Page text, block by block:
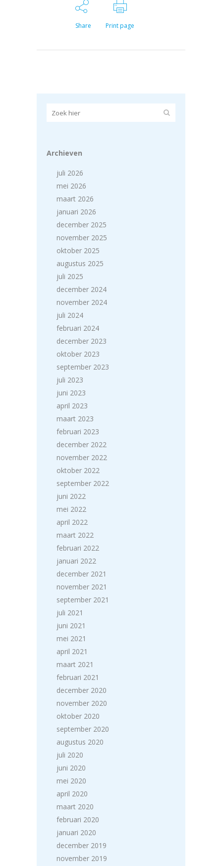
Share Print page
Archieven
juli 2026
mei 2026
maart 2026
januari 2026
december 2025
november 2025
oktober 2025
augustus 2025
juli 2025
december 2024
november 2024
juli 2024
februari 2024
december 2023
oktober 2023
september 2023
juli 2023
juni 2023
april 2023
maart 2023
februari 2023
december 2022
november 2022
oktober 2022
september 2022
juni 2022
mei 2022
april 2022
maart 2022
februari 2022
januari 2022
december 2021
november 2021
september 2021
juli 2021
juni 2021
mei 2021
april 2021
maart 2021
februari 2021
december 2020
november 2020
oktober 2020
september 2020
augustus 2020
juli 2020
juni 2020
mei 2020
april 2020
maart 2020
februari 2020
januari 2020
december 2019
november 2019